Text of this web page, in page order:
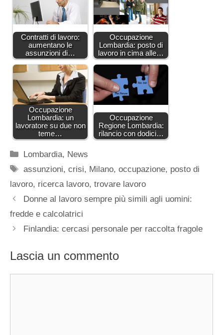
Contratti di lavoro:
aumentano le
assunzioni di…
Occupazione
Lombardia: posto di
lavoro in cima alle…
Occupazione
Lombardia: un
lavoratore su due non
teme…
Occupazione
Regione Lombardia:
rilancio con dodici…
Categorie
Lombardia, News
Tag
assunzioni,crisi, Milano,occupazione, posto di
lavoro, ricerca lavoro, trovare lavoro
Donne al lavoro sempre più simili agli uomini:
fredde e calcolatrici
Finlandia: cercasi personale per raccolta fragole
Lascia un commento